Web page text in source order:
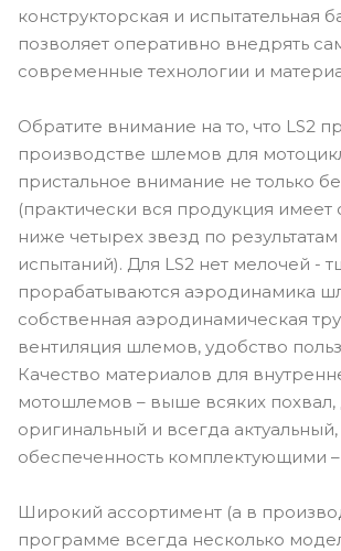
конструкторская и испытательная
позволяет оперативно внедрять
современные технологии и
Обратите внимание на то, что LS2
производстве шлемов для
пристальное внимание не только
(практически вся продукция имеет
ниже четырех звезд по
испытаний). Для LS2 нет мелочей -
прорабатываются аэродинамика
собственная аэродинамическая
вентиляция шлемов, удобство
Качество материалов для
мотошлемов – выше всяких похвал,
оригинальный и всегда актуальный,
обеспеченность комплектующими
Широкий ассортимент (а в
программе всегда несколько